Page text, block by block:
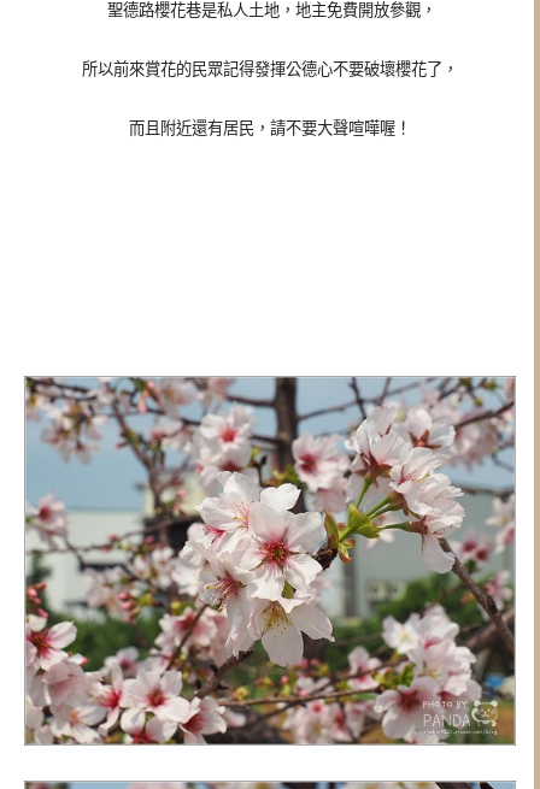
聖德路櫻花巷是私人土地，地主免費開放參觀，
所以前來賞花的民眾記得發揮公德心不要破壞櫻花了，
而且附近還有居民，請不要大聲喧嘩喔！